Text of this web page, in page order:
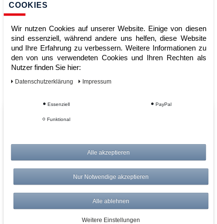
Sofort lieferbar
Vom Profi für Profis - Ihre Vorteile
Versandkostenfrei ab 150€
Risikolos: 14 Tage Rückgabe
Über 20.000 Artikel
Schnelle Lieferung
COOKIES
Wir nutzen Cookies auf unserer Website. Einige von diesen
sind essenziell, während andere uns helfen, diese Website
und Ihre Erfahrung zu verbessern. Weitere Informationen zu
den von uns verwendeten Cookies und Ihren Rechten als
Nutzer finden Sie hier:
Daten­schutz­erklärung Impressum
Essenziell PayPal
Funktional
Alle akzeptieren
Nur Notwendige akzeptieren
Alle ablehnen
Weitere Einstellungen